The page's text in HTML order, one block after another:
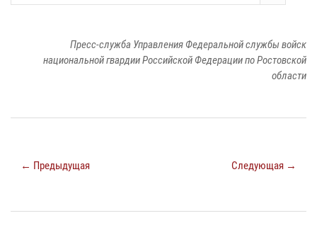
Пресс-служба Управления Федеральной службы войск
национальной гвардии Российской Федерации по Ростовской
области
← Предыдущая Следующая →